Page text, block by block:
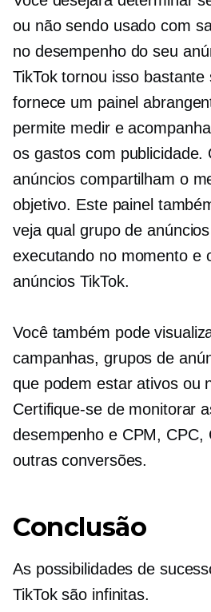
ou não sendo usado com
no desempenho do seu
TikTok tornou isso bastante
fornece um painel
permite medir e
os gastos com publicidade.
anúncios compartilham o
objetivo. Este painel
veja qual grupo de
executando no momento e
anúncios TikTok.
Você também pode
campanhas, grupos de
que podem estar ativos ou
Certifique-se de monitorar
desempenho e CPM, CPC,
outras conversões.
Conclusão
As possibilidades de
TikTok são infinitas.